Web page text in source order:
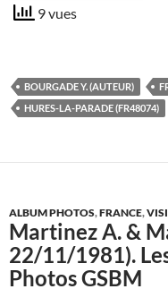
9 vues
BOURGADE Y. (AUTEUR)
HURES-LA-PARADE (FR48074)
ALBUM PHOTOS,FRANCE,
Martinez A. &
22/11/1981).
Photos GSBM